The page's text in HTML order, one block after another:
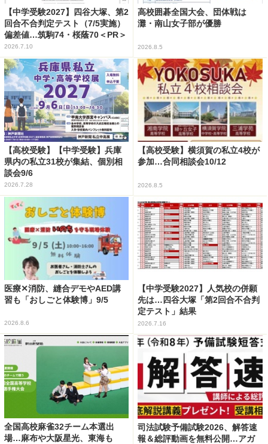
【中学受験2027】四谷大塚、第2
回合不合判定テスト（7/5実施）
偏差値…筑駒74・桜蔭70＜PR＞
2026.7.10
高校囲碁全国大会、団体戦は
灘・南山女子部が優勝
2026.8.5
【高校受験】【中学受験】兵庫
県内の私立31校が集結、個別相
談会9/6
2026.7.28
【高校受験】横須賀の私立4校が
参加…合同相談会10/12
2026.8.5
医療✕消防、縫合デモやAED講
習も「おしごと体験博」9/5
2026.8.6
【中学受験2027】人気校の併願
先は…四谷大塚「第2回合不合判
定テスト」結果
2026.7.16
全国高校麻雀32チーム本選出
場…麻布や大阪星光、東海も
司法試験予備試験2026、解答速
報＆総評動画を無料公開…アガ